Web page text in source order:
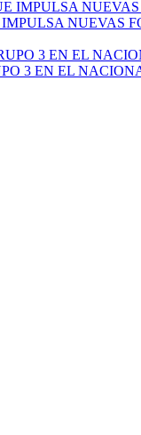
3 EN EL